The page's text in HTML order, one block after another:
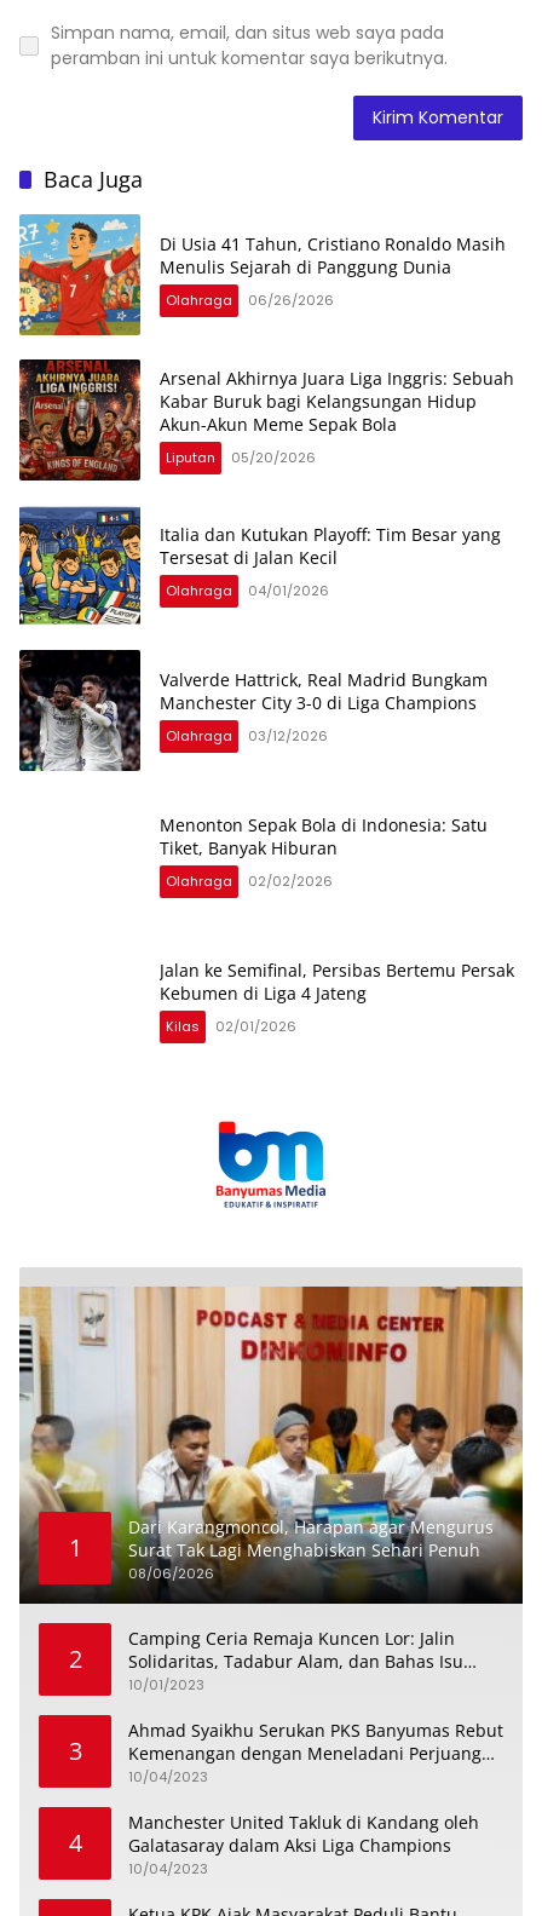
Simpan nama, email, dan situs web saya pada
peramban ini untuk komentar saya berikutnya.
Baca Juga
Di Usia 41 Tahun, Cristiano Ronaldo Masih
Menulis Sejarah di Panggung Dunia
Olahraga 06/26/2026
Arsenal Akhirnya Juara Liga Inggris: Sebuah
Kabar Buruk bagi Kelangsungan Hidup
Akun-Akun Meme Sepak Bola
Liputan 05/20/2026
Italia dan Kutukan Playoff: Tim Besar yang
Tersesat di Jalan Kecil
Olahraga 04/01/2026
Valverde Hattrick, Real Madrid Bungkam
Manchester City 3-0 di Liga Champions
Olahraga 03/12/2026
Menonton Sepak Bola di Indonesia: Satu
Tiket, Banyak Hiburan
Olahraga 02/02/2026
Jalan ke Semifinal, Persibas Bertemu Persak
Kebumen di Liga 4 Jateng
Kilas 02/01/2026
1
Dari Karangmoncol, Harapan agar Mengurus
Surat Tak Lagi Menghabiskan Sehari Penuh
08/06/2026
2
Camping Ceria Remaja Kuncen Lor: Jalin
Solidaritas, Tadabur Alam, dan Bahas Isu
Keremajaan
10/01/2023
3
Ahmad Syaikhu Serukan PKS Banyumas Rebut
Kemenangan dengan Meneladani Perjuangan
Soedirman
10/04/2023
4
Manchester United Takluk di Kandang oleh
Galatasaray dalam Aksi Liga Champions
10/04/2023